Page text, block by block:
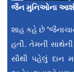
જૈન મુનિઓના
શાહ કહે છે
હતી. તેમની
સૌથી પહેલું દાન